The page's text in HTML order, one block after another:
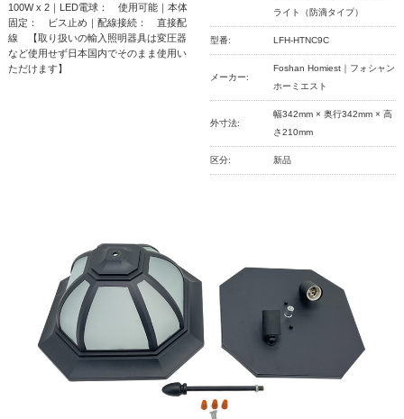
100W x 2｜LED電球： 使用可能｜本体
固定： ビス止め｜配線接続： 直接配
線 【取り扱いの輸入照明器具は変圧器
など使用せず日本国内でそのまま使用い
ただけます】
ライト（防滴タイプ）
型番: LFH-HTNC9C
メーカー:
Foshan Homiest｜フォシャン
ホーミエスト
外寸法:
幅342mm × 奥行342mm × 高
さ210mm
区分: 新品